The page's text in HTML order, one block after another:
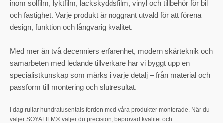
inom solfilm, lyktfilm, lackskyddsfilm, vinyl och tillbehör för bil
och fastighet. Varje produkt är noggrant utvald för att förena
design, funktion och långvarig kvalitet.
Med mer än två decenniers erfarenhet, modern skärteknik och
samarbeten med ledande tillverkare har vi byggt upp en
specialistkunskap som märks i varje detalj – från material och
passform till montering och slutresultat.
I dag rullar hundratusentals fordon med våra produkter monterade. När du
väljer SOYAFILM® väljer du precision, beprövad kvalitet och